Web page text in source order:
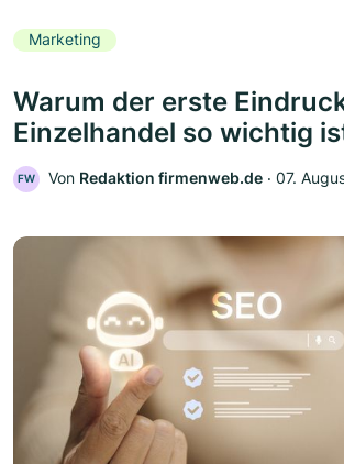
Marketing
Warum der erste
Einzelhandel so wichtig
FW Von Redaktion firmenweb.de ‧ 07.